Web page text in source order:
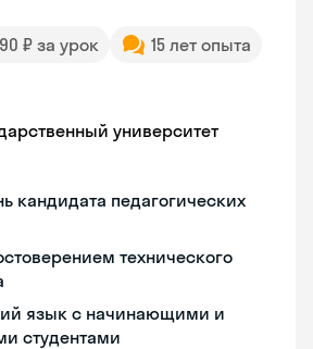
₽ за урок
15 лет опыта
университет
кандидата педагогических
технического
язык с начинающими и
студентами